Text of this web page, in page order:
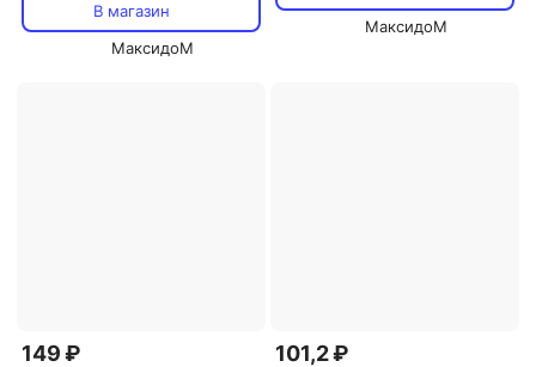
В магазин
МаксидоМ
МаксидоМ
149 ₽ 101,2 ₽